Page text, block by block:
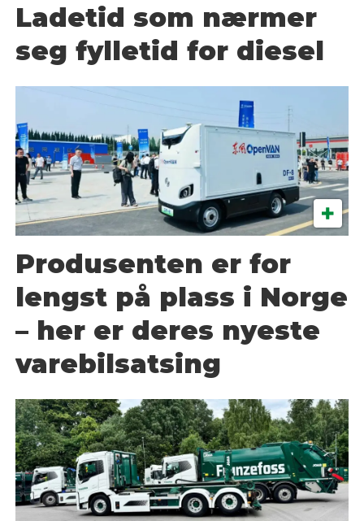
Ladetid som nærmer
seg fylletid for diesel
Produsenten er for
lengst på plass i Norge
– her er deres nyeste
varebilsatsing